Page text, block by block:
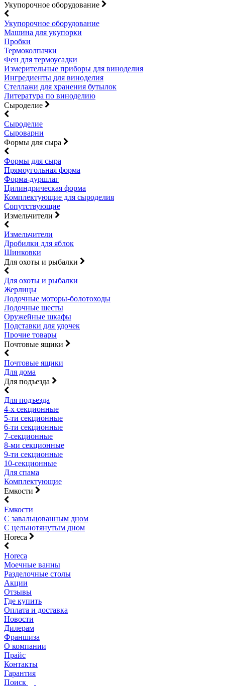
Укупорочное оборудование
Укупорочное оборудование
Машина для укупорки
Пробки
Термоколпачки
Фен для термоусадки
Измерительные приборы для виноделия
Ингредиенты для виноделия
Стеллажи для хранения бутылок
Литература по виноделию
Сыроделие
Сыроделие
Сыроварни
Формы для сыра
Формы для сыра
Прямоугольная форма
Форма-дуршлаг
Цилиндрическая форма
Комплектующие для сыроделия
Сопутствующие
Измельчители
Измельчители
Дробилки для яблок
Шинковки
Для охоты и рыбалки
Для охоты и рыбалки
Жерлицы
Лодочные моторы-болотоходы
Лодочные шесты
Оружейные шкафы
Подставки для удочек
Прочие товары
Почтовые ящики
Почтовые ящики
Для дома
Для подъезда
Для подъезда
4-х секционные
5-ти секционные
6-ти секционные
7-секционные
8-ми секционные
9-ти секционные
10-секционные
Для спама
Комплектующие
Емкости
Емкости
С завальцованным дном
С цельнотянутым дном
Horeca
Horeca
Моечные ванны
Разделочные столы
Акции
Отзывы
Где купить
Оплата и доставка
Новости
Дилерам
Франшиза
О компании
Прайс
Контакты
Гарантия
Поиск